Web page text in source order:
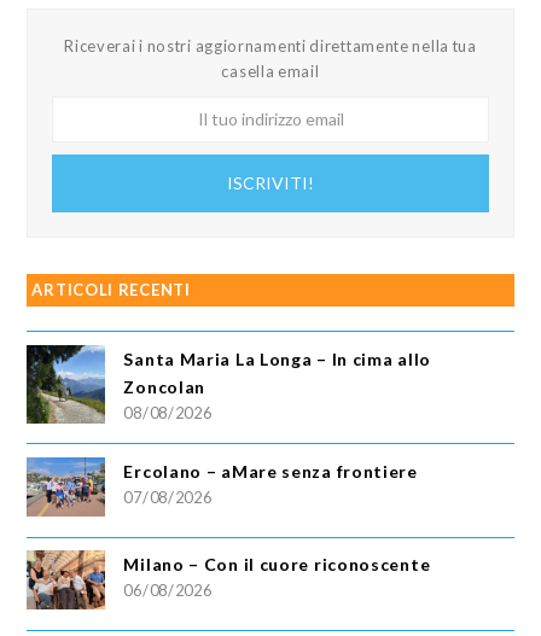
Riceverai i nostri aggiornamenti direttamente nella tua
casella email
ISCRIVITI!
ARTICOLI RECENTI
Santa Maria La Longa – In cima allo
Zoncolan
08/08/2026
Ercolano – aMare senza frontiere
07/08/2026
Milano – Con il cuore riconoscente
06/08/2026